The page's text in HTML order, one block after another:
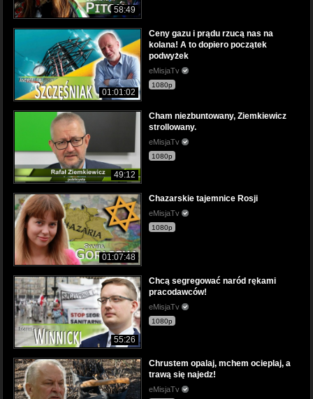
58:49
01:01:02
Ceny gazu i prądu rzucą nas na
kolana! A to dopiero początek
podwyżek
eMisjaTv
1080p
49:12
Cham niezbuntowany, Ziemkiewicz
strollowany.
eMisjaTv
1080p
01:07:48
Chazarskie tajemnice Rosji
eMisjaTv
1080p
55:26
Chcą segregować naród rękami
pracodawców!
eMisjaTv
1080p
Chrustem opalaj, mchem ocieplaj, a
trawą się najedz!
eMisjaTv